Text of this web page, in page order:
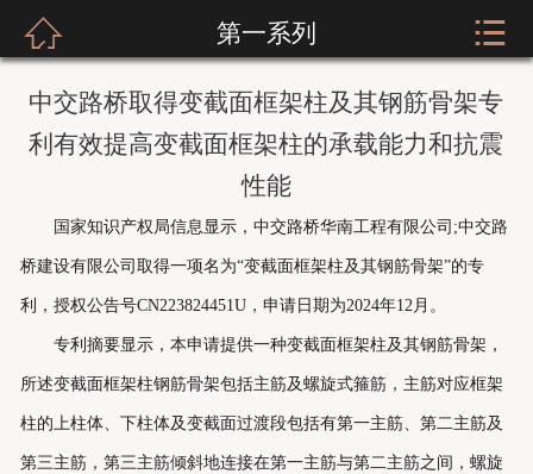
关于我们
新闻资讯
服装展示
实店经营
招商加盟
公司荣誉
客户留言
 第一系列 
中交路桥取得变截面框架柱及其钢筋骨架专
利有效提高变截面框架柱的承载能力和抗震
性能
国家知识产权局信息显示，中交路桥华南工程有限公司;中交路
桥建设有限公司取得一项名为“变截面框架柱及其钢筋骨架”的专
利，授权公告号CN223824451U，申请日期为2024年12月。
专利摘要显示，本申请提供一种变截面框架柱及其钢筋骨架，
所述变截面框架柱钢筋骨架包括主筋及螺旋式箍筋，主筋对应框架
柱的上柱体、下柱体及变截面过渡段包括有第一主筋、第二主筋及
第三主筋，第三主筋倾斜地连接在第一主筋与第二主筋之间，螺旋